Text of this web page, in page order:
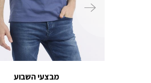
ימינה
מבצעי השבוע